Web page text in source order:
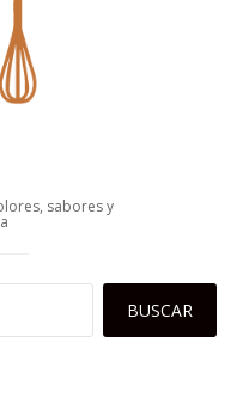
sabores y